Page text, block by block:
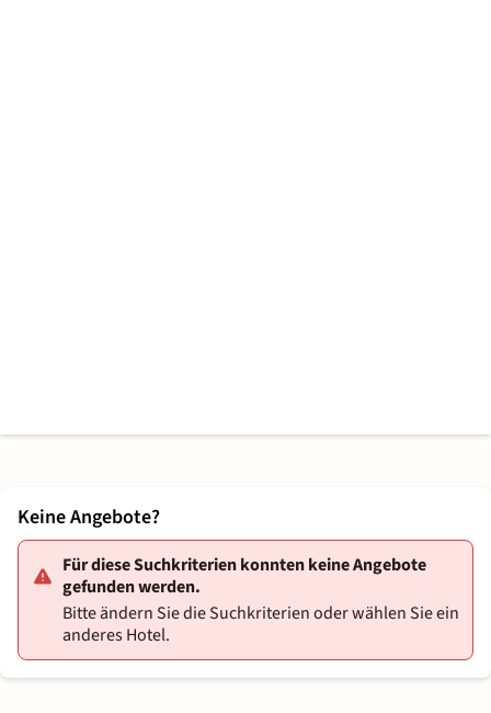
Keine Angebote?
Für diese Suchkriterien konnten keine Angebote
gefunden werden.
Bitte ändern Sie die Suchkriterien oder wählen Sie ein
anderes Hotel.